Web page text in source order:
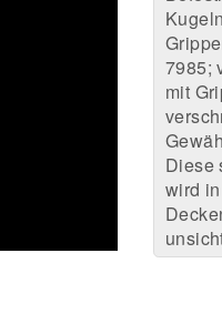
7985;
mit
Diese
wird